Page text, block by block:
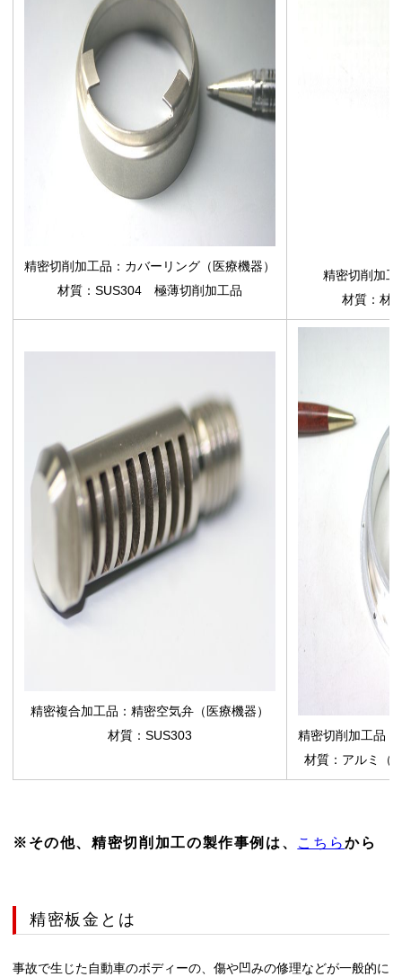
精密切削加工品：カバーリング（医療機器）
材質：SUS304 極薄切削加工品
精密切削加
材質：材
精密複合加工品：精密空気弁（医療機器）
材質：SUS303
精密切削加工品
材質：アルミ（
※その他、精密切削加工の製作事例は、 こちらから
精密板金とは
事故で生じた自動車のボディーの、傷や凹みの修理などが一般的に